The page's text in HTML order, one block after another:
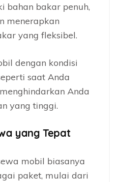
bahan bakar penuh,
menerapkan
yang fleksibel.
dengan kondisi
saat Anda
Anda
yang tinggi.
yang Tepat
mobil biasanya
paket, mulai dari